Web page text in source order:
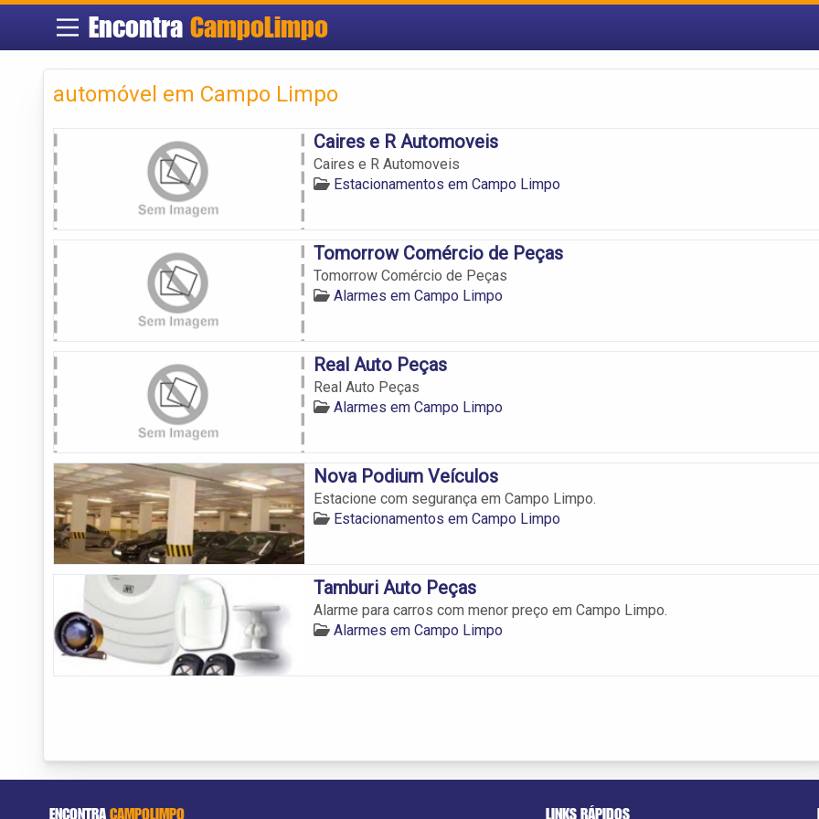
EncontraCampoLimpo
automóvel em Campo Limpo
Caires e R Automoveis
Caires e R Automoveis
Estacionamentos em Campo Limpo
Tomorrow Comércio de Peças
Tomorrow Comércio de Peças
Alarmes em Campo Limpo
Real Auto Peças
Real Auto Peças
Alarmes em Campo Limpo
Nova Podium Veículos
Estacione com segurança em Campo Limpo.
Estacionamentos em Campo Limpo
Tamburi Auto Peças
Alarme para carros com menor preço em Campo Limpo.
Alarmes em Campo Limpo
ENCONTRACAMPOLIMPO LINKS RÁPIDOS